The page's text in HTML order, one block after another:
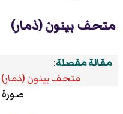
متحف بينون (ذمار)
مقالة مفصلة:
متحف بينون (ذمار)
صورة